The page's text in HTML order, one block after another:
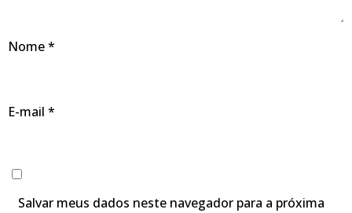
Nome*
E-mail *
Salvar meus dados neste navegador para a próxima